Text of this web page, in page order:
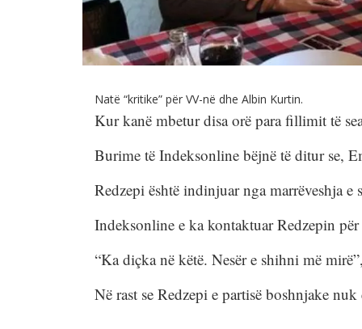
Natë “kritike” për VV-në dhe Albin Kurtin.
Kur kanë mbetur disa orë para fillimit të
Burime të Indeksonline bëjnë të ditur se,
Redzepi është indinjuar nga marrëveshja
Indeksonline e ka kontaktuar Redzepin
“Ka diçka në këtë. Nesër e shihni më
Në rast se Redzepi e partisë boshnjake